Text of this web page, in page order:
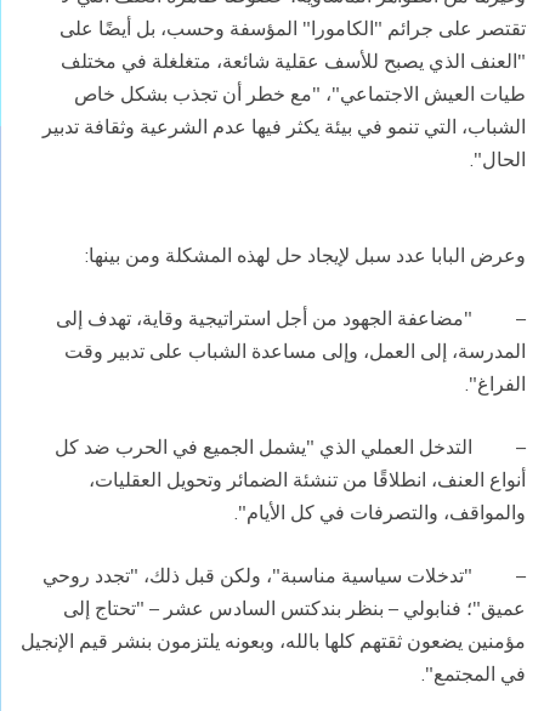
تقتصر على جرائم "الكامورا" المؤسفة وحسب، بل أيضًا على
"العنف الذي يصبح للأسف عقلية شائعة، متغلغلة في مختلف
طيات العيش الاجتماعي"، "مع خطر أن تجذب بشكل خاص
الشباب، التي تنمو في بيئة يكثر فيها عدم الشرعية وثقافة تدبير
الحال".
وعرض البابا عدد سبل لإيجاد حل لهذه المشكلة ومن بينها:
– "مضاعفة الجهود من أجل استراتيجية وقاية، تهدف إلى
المدرسة، إلى العمل، وإلى مساعدة الشباب على تدبير وقت
الفراغ".
– التدخل العملي الذي "يشمل الجميع في الحرب ضد كل
أنواع العنف، انطلاقًا من تنشئة الضمائر وتحويل العقليات،
والمواقف، والتصرفات في كل الأيام".
– "تدخلات سياسية مناسبة"، ولكن قبل ذلك، "تجدد روحي
عميق"؛ فنابولي – بنظر بندكتس السادس عشر – "تحتاج إلى
مؤمنين يضعون ثقتهم كلها بالله، وبعونه يلتزمون بنشر قيم الإنجيل
في المجتمع".